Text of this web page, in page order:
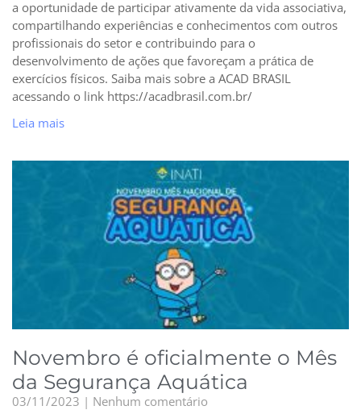
a oportunidade de participar ativamente da vida associativa,
compartilhando experiências e conhecimentos com outros
profissionais do setor e contribuindo para o
desenvolvimento de ações que favoreçam a prática de
exercícios físicos. Saiba mais sobre a ACAD BRASIL
acessando o link https://acadbrasil.com.br/
Leia mais
Novembro é oficialmente o Mês
da Segurança Aquática
03/11/2023
Nenhum comentário